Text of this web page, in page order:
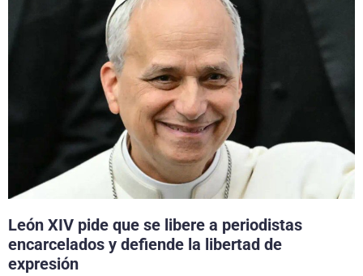
León XIV pide que se libere a periodistas
encarcelados y defiende la libertad de
expresión